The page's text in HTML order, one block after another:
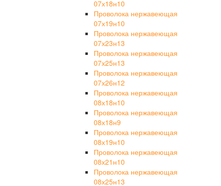
07х18н10
Проволока нержавеющая
07х19н10
Проволока нержавеющая
07х23н13
Проволока нержавеющая
07х25н13
Проволока нержавеющая
07х26н12
Проволока нержавеющая
08х18н10
Проволока нержавеющая
08х18н9
Проволока нержавеющая
08х19н10
Проволока нержавеющая
08х21н10
Проволока нержавеющая
08х25н13